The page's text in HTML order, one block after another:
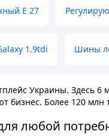
E 27
1.9tdi Шины
Украины. Здесь 6
бизнес. Более 120 млн
любой